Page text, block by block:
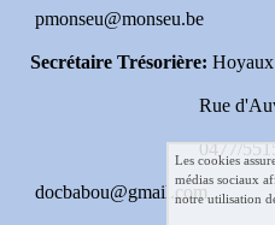
pmonseu@monseu.be
Secrétaire Trésorière:
Rue
0477/
docbabou@gmail.com
Les cookies
médias sociaux
notre utilisation